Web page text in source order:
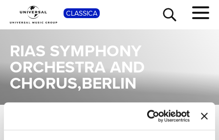
CLASSICA
RIAS SYMPHONY
ORCHESTRA AND
CHORUS,BERLIN
Una raccolta completa degli album di Rias Symphony Orchestra And Chorus,Berlin, dalle prime produzioni ai successi più recenti.
SHOP
TOUR
NEWS